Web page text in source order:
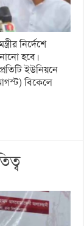
নির্দেশে
হবে।
ইউনিয়নে
বিকেলে